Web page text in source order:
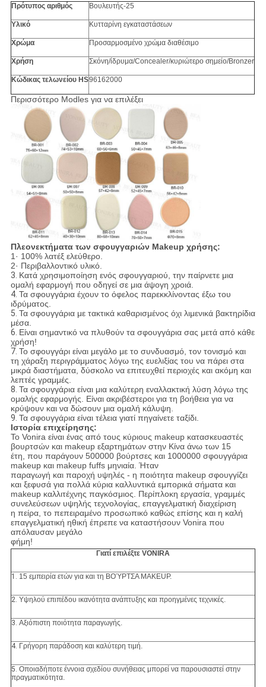
Πρότυπος αριθμός Βουλευτής-25
Υλικό Κυτταρίνη εγκαταστάσεων
Χρώμα Προσαρμοσμένο χρώμα διαθέσιμο
Χρήση Σκόνη/ίδρυμα/Concealer/κυριώτερο σημείο/Bronzer
Κώδικας τελωνείου HS96162000
Περισσότερο Modles για να επιλέξει
Πλεονεκτήματα των σφουγγαριών Makeup χρήσης:
1· 100% λατέξ ελεύθερο.
2· Περιβαλλοντικό υλικό.
3. Κατά χρησιμοποίηση ενός σφουγγαριού, την παίρνετε μια
ομαλή εφαρμογή που οδηγεί σε μια άψογη χροιά.
4. Τα σφουγγάρια έχουν το όφελος παρεκκλίνοντας έξω του
ιδρύματος.
5. Τα σφουγγάρια με τακτικά καθαρισμένος όχι λιμενικά βακτηρίδια
μέσα.
6. Είναι σημαντικό να πλυθούν τα σφουγγάρια σας μετά από κάθε
χρήση!
7. Το σφουγγάρι είναι μεγάλο με το συνδυασμό, τον τονισμό και
τη χάραξη περιγράμματος λόγω της ευελιξίας του να πάρει στα
μικρά διαστήματα, δύσκολο να επιτευχθεί περιοχές και ακόμη και
λεπτές γραμμές.
8. Τα σφουγγάρια είναι μια καλύτερη εναλλακτική λύση λόγω της
ομαλής εφαρμογής. Είναι ακριβέστεροι για τη βοήθεια για να
κρύψουν και να δώσουν μια ομαλή κάλυψη.
9. Τα σφουγγάρια είναι τέλεια γιατί πηγαίνετε ταξίδι.
Ιστορία επιχείρησης:
Το Vonira είναι ένας από τους κύριους makeup κατασκευαστές
βουρτσών και makeup εξαρτημάτων στην Κίνα άνω των 15
έτη, που παράγουν 500000 βούρτσες και 1000000 σφουγγάρια
makeup και makeup fuffs μηνιαία. Ήταν
παραγωγή και παροχή υψηλές - η ποιότητα makeup σφουγγίζει
και ξεφυσά για πολλά κύρια καλλυντικά εμπορικά σήματα και
makeup καλλιτέχνης παγκόσμιος. Περίπλοκη εργασία, γραμμές
συνελεύσεων υψηλής τεχνολογίας, επαγγελματική διαχείριση
η πείρα, το πεπειραμένο προσωπικό καθώς επίσης και η καλή
επαγγελματική ηθική έπρεπε να καταστήσουν Vonira που
απόλαυσαν μεγάλο
φήμη!
Γιατί επιλέξτε VONIRA
1. 15 εμπειρία ετών για και τη ΒΟΎΡΤΣΑ MAKEUP.
2. Υψηλού επιπέδου ικανότητα ανάπτυξης και προηγμένες τεχνικές.
3. Αξιόπιστη ποιότητα παραγωγής.
4. Γρήγορη παράδοση και καλύτερη τιμή.
5. Οποιαδήποτε έννοια σχεδίου συνήθειας μπορεί να παρουσιαστεί στην
πραγματικότητα.